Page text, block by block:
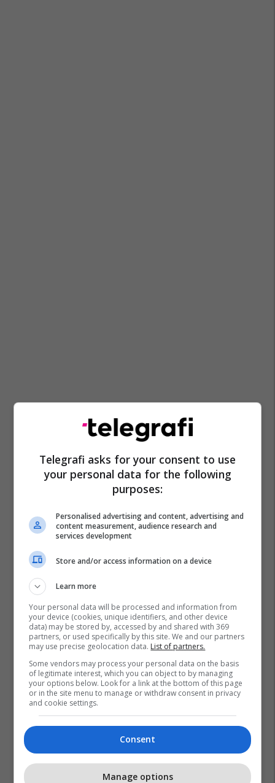
Alfabeti Shqip Dita E Alfabetit Shqip
Telegrafi asks for your consent to use
your personal data for the following
purposes:
Personalised advertising and content, advertising and
content measurement, audience research and
services development
Store and/or access information on a device
Learn more
Your personal data will be processed and information from
your device (cookies, unique identifiers, and other device
data) may be stored by, accessed by and shared with 369
partners, or used specifically by this site. We and our partners
may use precise geolocation data. List of partners.
Some vendors may process your personal data on the basis
of legitimate interest, which you can object to by managing
your options below. Look for a link at the bottom of this page
or in the site menu to manage or withdraw consent in privacy
and cookie settings.
Consent
Manage options